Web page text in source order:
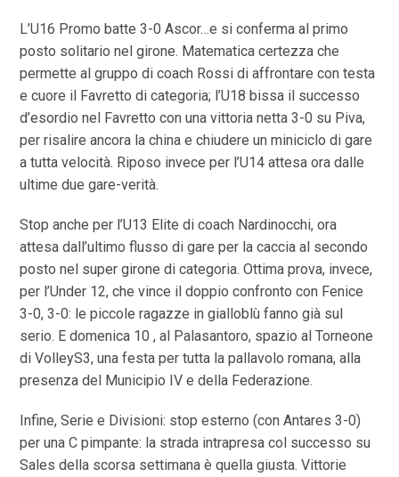
L’U16 Promo batte 3-0 Ascor…e si conferma al primo
posto solitario nel girone. Matematica certezza che
permette al gruppo di coach Rossi di affrontare con testa
e cuore il Favretto di categoria; l’U18 bissa il successo
d’esordio nel Favretto con una vittoria netta 3-0 su Piva,
per risalire ancora la china e chiudere un miniciclo di gare
a tutta velocità. Riposo invece per l’U14 attesa ora dalle
ultime due gare-verità.
Stop anche per l’U13 Elite di coach Nardinocchi, ora
attesa dall’ultimo flusso di gare per la caccia al secondo
posto nel super girone di categoria. Ottima prova, invece,
per l’Under 12, che vince il doppio confronto con Fenice
3-0, 3-0: le piccole ragazze in gialloblù fanno già sul
serio. E domenica 10 , al Palasantoro, spazio al Torneone
di VolleyS3, una festa per tutta la pallavolo romana, alla
presenza del Municipio IV e della Federazione.
Infine, Serie e Divisioni: stop esterno (con Antares 3-0)
per una C pimpante: la strada intrapresa col successo su
Sales della scorsa settimana è quella giusta. Vittorie